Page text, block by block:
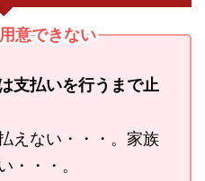
意できない
支払いを行うまで止
えない・・・。家族
・・・。